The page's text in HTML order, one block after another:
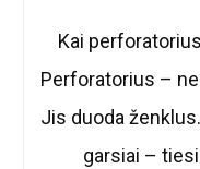
Kai
Perforatorius –
Jis duoda
garsiai –